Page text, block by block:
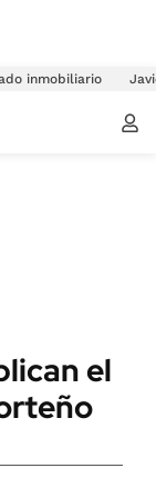
inmobiliario
el